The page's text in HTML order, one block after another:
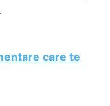
care te